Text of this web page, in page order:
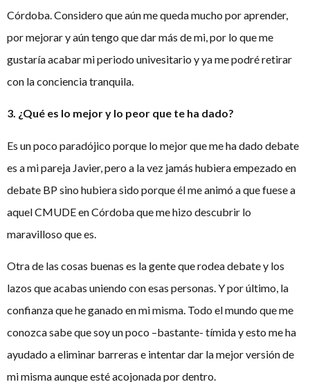
Córdoba. Considero que aún me queda mucho por aprender,
por mejorar y aún tengo que dar más de mi, por lo que me
gustaría acabar mi periodo univesitario y ya me podré retirar
con la conciencia tranquila.
3. ¿Qué es lo mejor y lo peor que te ha dado?
Es un poco paradójico porque lo mejor que me ha dado debate
es a mi pareja Javier, pero a la vez jamás hubiera empezado en
debate BP sino hubiera sido porque él me animó a que fuese a
aquel CMUDE en Córdoba que me hizo descubrir lo
maravilloso que es.
Otra de las cosas buenas es la gente que rodea debate y los
lazos que acabas uniendo con esas personas. Y por último, la
confianza que he ganado en mi misma. Todo el mundo que me
conozca sabe que soy un poco –bastante- tímida y esto me ha
ayudado a eliminar barreras e intentar dar la mejor versión de
mi misma aunque esté acojonada por dentro.